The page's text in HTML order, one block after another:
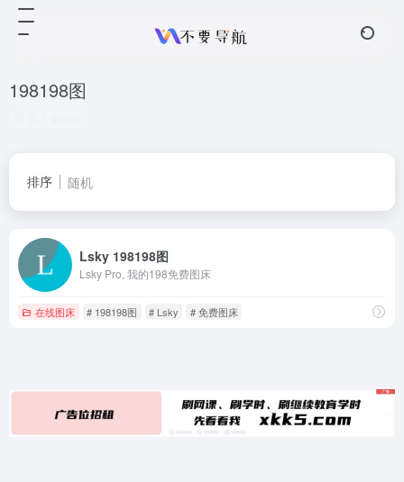
198198图
排序 随机
Lsky 198198图
Lsky Pro, 我的198免费图床
在线图床 # 198198图 # Lsky # 免费图床